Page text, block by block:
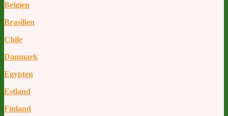
Belgien
Brasilien
Chile
Danmark
Egypten
Estland
Finland